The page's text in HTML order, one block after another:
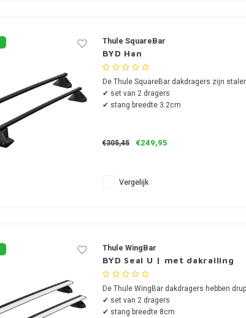
Thule SquareBar
BYD Han
De Thule SquareBar dakdragers zijn
✔ set van 2 dragers
✔ stang breedte 3.2cm
€305,45 €249,95
Vergelijk
Thule WingBar
BYD Seal U | met dakrailing
De Thule WingBar dakdragers hebben
✔ set van 2 dragers
✔ stang breedte 8cm